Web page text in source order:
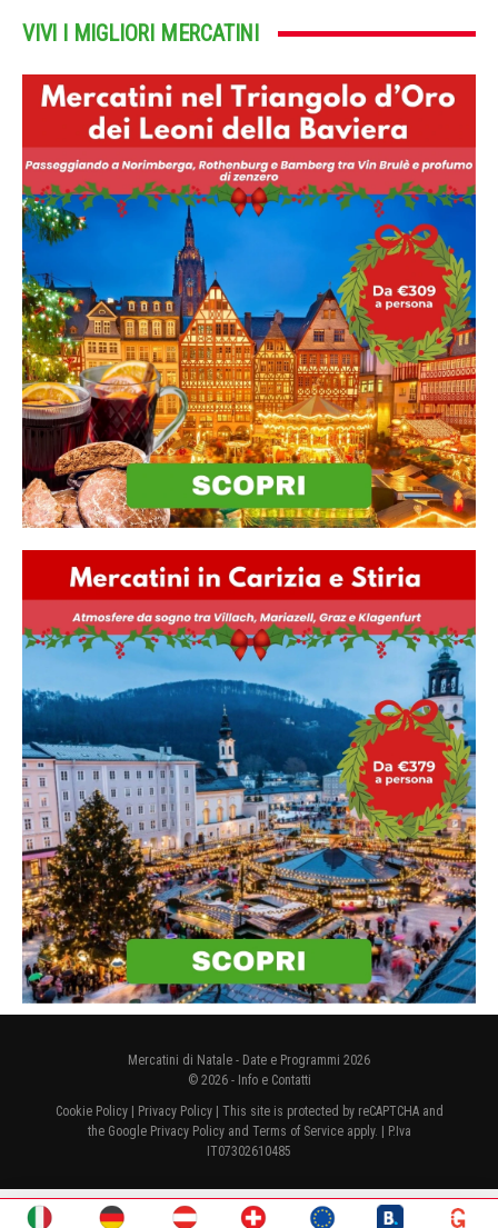
VIVI I MIGLIORI MERCATINI
Mercatini di Natale - Date e Programmi 2026
© 2026 - Info e Contatti
Cookie Policy| Privacy Policy| This site is protected by reCAPTCHA and
the Google Privacy Policyand Terms of Serviceapply. | P.Iva
IT07302610485